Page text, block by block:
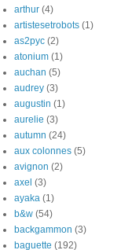
arthur (4)
artistesetrobots (1)
as2pyc (2)
atonium (1)
auchan (5)
audrey (3)
augustin (1)
aurelie (3)
autumn (24)
aux colonnes (5)
avignon (2)
axel (3)
ayaka (1)
b&w (54)
backgammon (3)
baguette (192)